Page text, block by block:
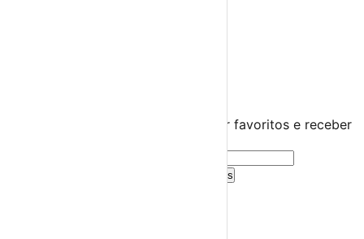
Cria uma conta gratuita para guardar favoritos e receber
Criar Conta Grátis